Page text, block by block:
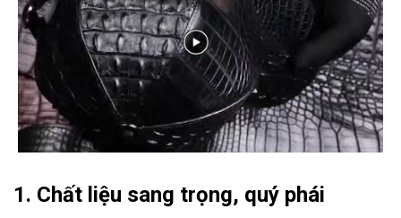
1. Chất liệu sang trọng, quý phái